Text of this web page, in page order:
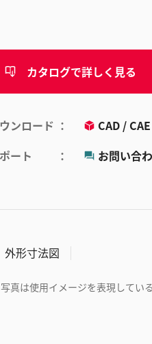
カタログで詳しく見る
ンロード CAD / CAE
ート
お問い合
外形寸法図
写真は使用イメージを表現してい